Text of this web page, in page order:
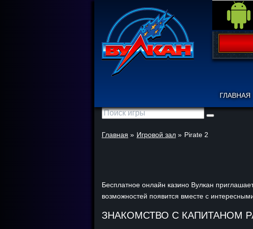
ГЛАВНАЯ
Главная » Игровой зал » Pirate 2
Бесплатное онлайн казино Вулкан
возможностей появится вместе с
ЗНАКОМСТВО С КАПИТАНОМ